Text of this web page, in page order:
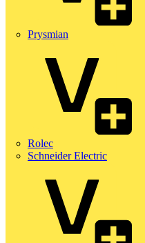
Prysmian
Rolec
Schneider Electric